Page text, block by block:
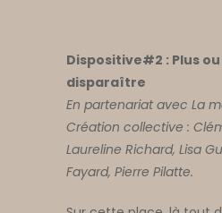
Dispositive#2 : Plus
disparaître
En partenariat avec La
Création collective :
Laureline Richard, Lisa
Fayard, Pierre Pilatte.